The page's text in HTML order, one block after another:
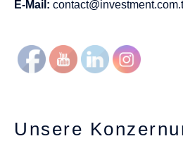
E-Mail:
Unsere